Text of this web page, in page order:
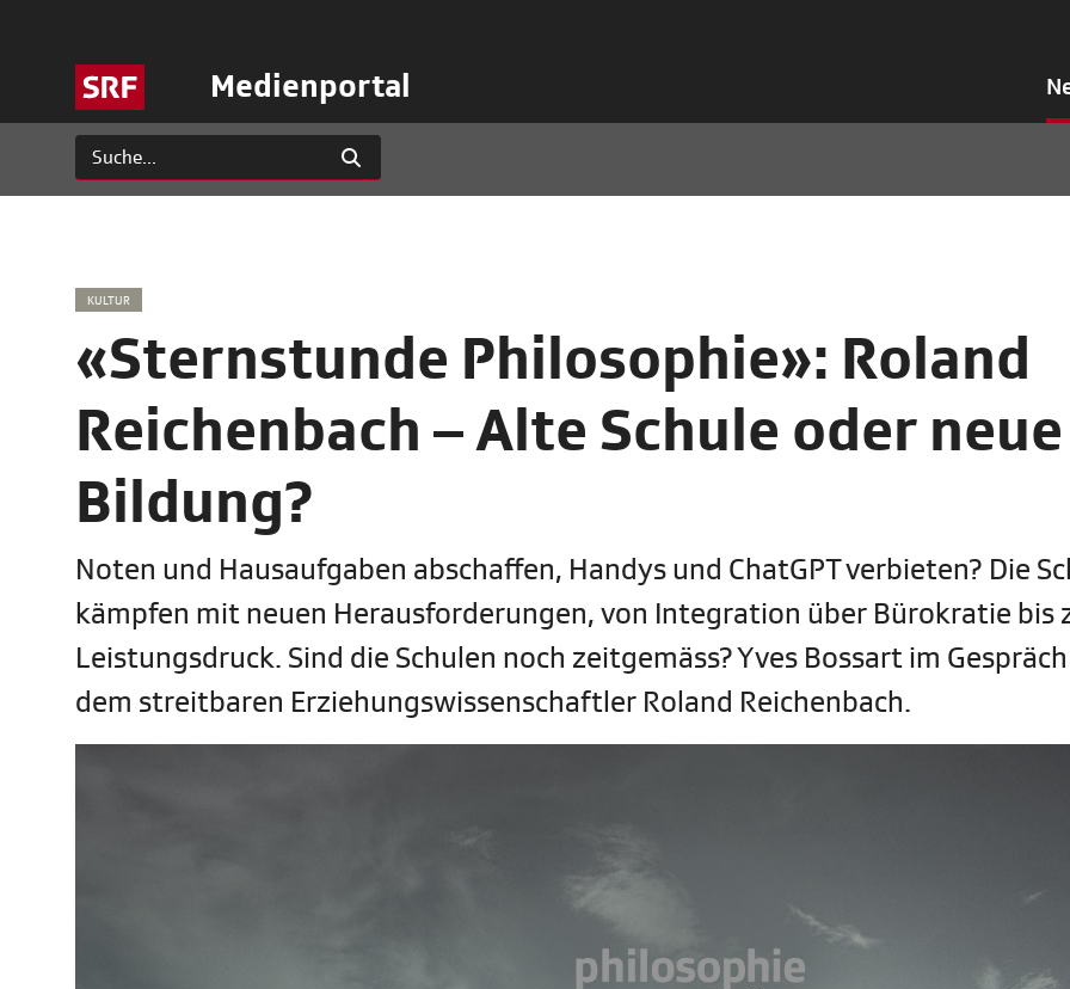
Medienportal
KULTUR
«Sternstunde Philosophie»: Roland
Reichenbach – Alte Schule oder neue
Bildung?
Noten und Hausaufgaben abschaffen, Handys und ChatGPT verbieten? Die
kämpfen mit neuen Herausforderungen, von Integration über Bürokratie bis
Leistungsdruck. Sind die Schulen noch zeitgemäss? Yves Bossart im
dem streitbaren Erziehungswissenschaftler Roland Reichenbach.